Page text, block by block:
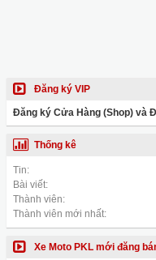
Đăng ký VIP
Đăng ký Cửa Hàng (Shop) và
Thống kê
Tin:
Bài viết:
Thành viên:
Thành viên mới nhất:
Xe Moto PKL mới đăng